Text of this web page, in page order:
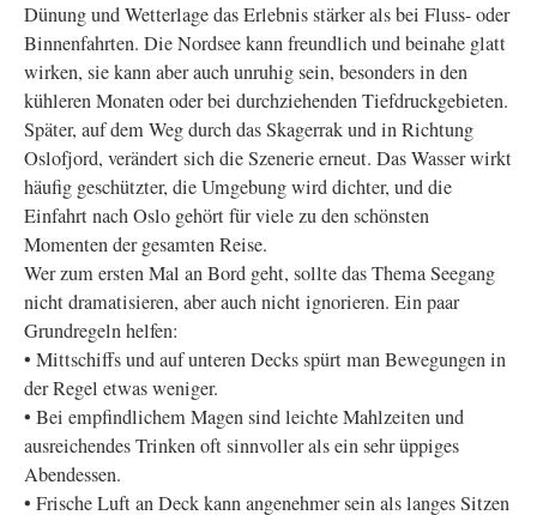
Dünung und Wetterlage das Erlebnis stärker als bei Fluss- oder
Binnenfahrten. Die Nordsee kann freundlich und beinahe glatt
wirken, sie kann aber auch unruhig sein, besonders in den
kühleren Monaten oder bei durchziehenden Tiefdruckgebieten.
Später, auf dem Weg durch das Skagerrak und in Richtung
Oslofjord, verändert sich die Szenerie erneut. Das Wasser wirkt
häufig geschützter, die Umgebung wird dichter, und die
Einfahrt nach Oslo gehört für viele zu den schönsten
Momenten der gesamten Reise.
Wer zum ersten Mal an Bord geht, sollte das Thema Seegang
nicht dramatisieren, aber auch nicht ignorieren. Ein paar
Grundregeln helfen:
• Mittschiffs und auf unteren Decks spürt man Bewegungen in
der Regel etwas weniger.
• Bei empfindlichem Magen sind leichte Mahlzeiten und
ausreichendes Trinken oft sinnvoller als ein sehr üppiges
Abendessen.
• Frische Luft an Deck kann angenehmer sein als langes Sitzen